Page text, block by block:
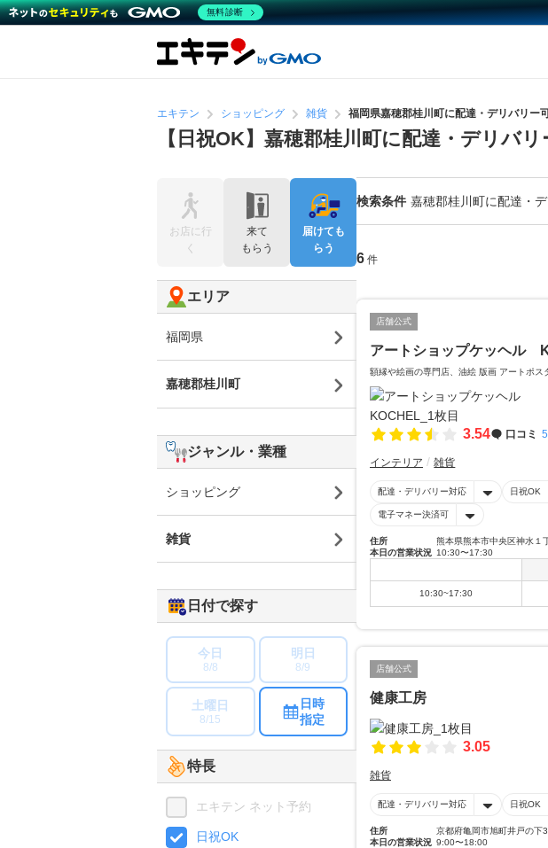
エキテン ショッピング 雑貨 福岡県嘉穂郡桂川町に配達・デリバリー
【日祝OK】嘉穂郡桂川町に配達・デリバ
検索条件 嘉穂郡桂川町に配達・
6 件
店舗公式
アートショップケッヘル
額縁や絵画の専門店、油絵 版画 アートポス
3.54 口コミ
インテリア 雑貨
配達・デリバリー対応 日祝OK
電子マネー決済可
住所
熊本県熊本市中央区神水１
本日の営業状況 10:30〜17:30
10:30~17:30
店舗公式
健康工房
3.05
雑貨
配達・デリバリー対応 日祝OK
住所
京都府亀岡市旭町井戸の下
本日の営業状況 9:00〜18:00
お店に行
く
来て
もらう
届けても
らう
エリア
福岡県
嘉穂郡桂川町
ジャンル・業種
ショッピング
雑貨
日付で探す
今日
8/8
明日
8/9
土曜日
8/15
日時
指定
特長
エキテン ネット予約
日祝OK
無料診断